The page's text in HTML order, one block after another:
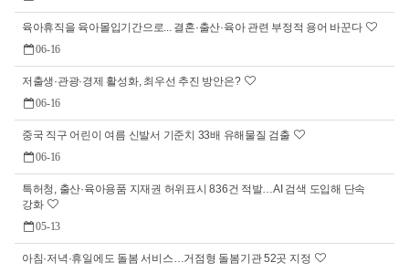
육아휴직을 육아몰입기간으로... 결혼·출산·육아 관련 부정적 용어 바꾼다
06-16
저출생·관광·경제 활성화, 최우선 추진 방안은?
06-16
중국 직구 어린이 여름 신발서 기준치 33배 유해물질 검출
06-16
특허청, 출산·육아용품 지재권 허위표시 836건 적발…AI 검색 도입해 단속
강화
05-13
아침·저녁·휴일에도 돌봄 서비스…거점형 돌봄기관 52곳 지정